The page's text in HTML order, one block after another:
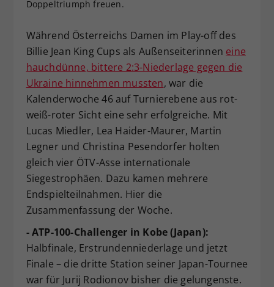
Doppeltriumph freuen.
Während Österreichs Damen im Play-off des
Billie Jean King Cups als Außenseiterinnen eine
hauchdünne, bittere 2:3-Niederlage gegen die
Ukraine hinnehmen mussten, war die
Kalenderwoche 46 auf Turnierebene aus rot-
weiß-roter Sicht eine sehr erfolgreiche. Mit
Lucas Miedler, Lea Haider-Maurer, Martin
Legner und Christina Pesendorfer holten
gleich vier ÖTV-Asse internationale
Siegestrophäen. Dazu kamen mehrere
Endspielteilnahmen. Hier die
Zusammenfassung der Woche.
- ATP-100-Challenger in Kobe (Japan):
Halbfinale, Erstrundenniederlage und jetzt
Finale – die dritte Station seiner Japan-Tournee
war für Jurij Rodionov bisher die gelungenste.
Zweck
zufällig generierte ID, für die
historische Speicherung Ihrer
vorgenommen Einstellungen, falls der
Webseiten-Betreiber dies eingestellt
hat.